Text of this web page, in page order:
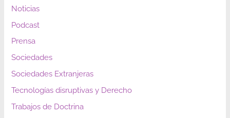
Noticias
Podcast
Prensa
Sociedades
Sociedades Extranjeras
Tecnologías disruptivas y Derecho
Trabajos de Doctrina